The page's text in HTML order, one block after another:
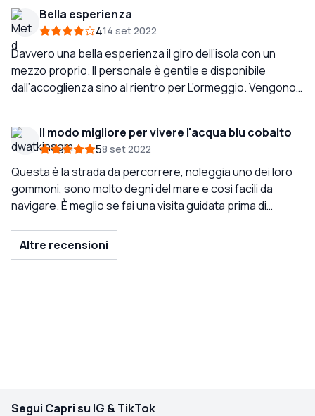
Bella esperienza
414 set 2022
Davvero una bella esperienza il giro dell’isola con un
mezzo proprio. Il personale è gentile e disponibile
dall’accoglienza sino al rientro per L’ormeggio. Vengono
persone era molto pulito e dotata anche di una piccola
ghiacciaia. Diciamo che la spesa vale il prezzo.
Il modo migliore per vivere l'acqua blu cobalto
58 set 2022
Questa è la strada da percorrere, noleggia uno dei loro
gommoni, sono molto degni del mare e così facili da
navigare. È meglio se fai una visita guidata prima di
capirlo. Danno ottimi consigli sull'ancoraggio ecc.,
torneranno indietro e noleggiano altre 2 volte prima di
Altre recensioni
Segui Capri su IG & TikTok